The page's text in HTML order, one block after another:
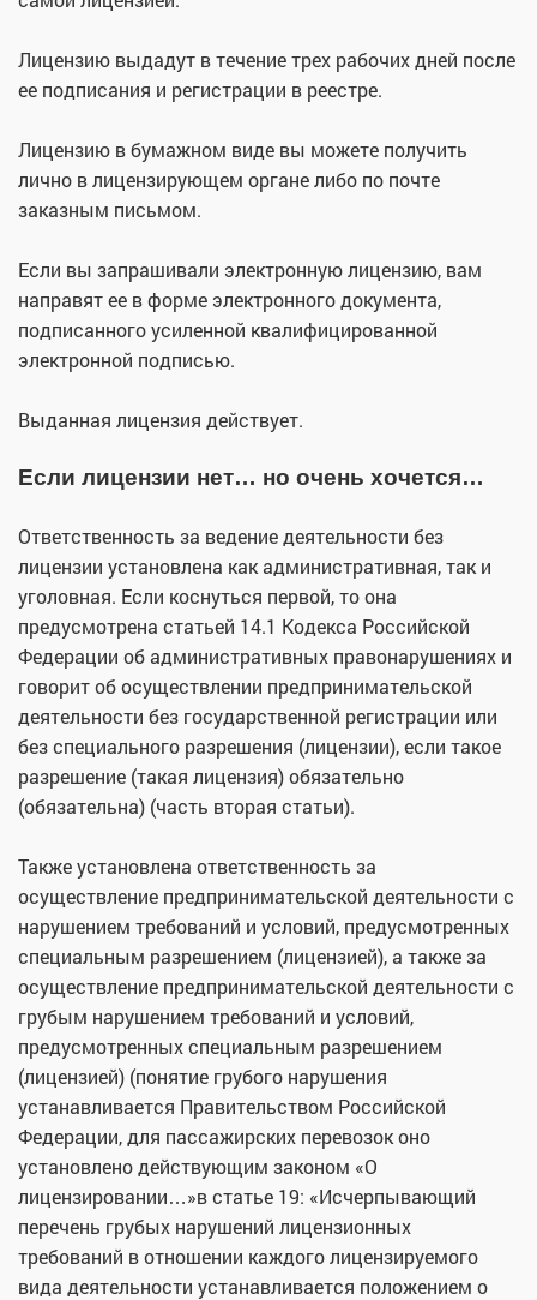
Лицензию выдадут в течение трех рабочих дней после
ее подписания и регистрации в реестре.
Лицензию в бумажном виде вы можете получить
лично в лицензирующем органе либо по почте
заказным письмом.
Если вы запрашивали электронную лицензию, вам
направят ее в форме электронного документа,
подписанного усиленной квалифицированной
электронной подписью.
Выданная лицензия действует.
Если лицензии нет… но очень хочется…
Ответственность за ведение деятельности без
лицензии установлена как административная, так и
уголовная. Если коснуться первой, то она
предусмотрена статьей 14.1 Кодекса Российской
Федерации об административных правонарушениях и
говорит об осуществлении предпринимательской
деятельности без государственной регистрации или
без специального разрешения (лицензии), если такое
разрешение (такая лицензия) обязательно
(обязательна) (часть вторая статьи).
Также установлена ответственность за
осуществление предпринимательской деятельности с
нарушением требований и условий, предусмотренных
специальным разрешением (лицензией), а также за
осуществление предпринимательской деятельности с
грубым нарушением требований и условий,
предусмотренных специальным разрешением
(лицензией) (понятие грубого нарушения
устанавливается Правительством Российской
Федерации, для пассажирских перевозок оно
установлено действующим законом «О
лицензировании…»в статье 19: «Исчерпывающий
перечень грубых нарушений лицензионных
требований в отношении каждого лицензируемого
вида деятельности устанавливается положением о